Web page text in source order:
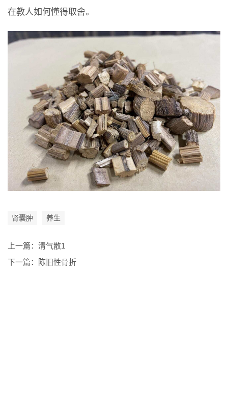
在教人如何懂得取舍。
肾囊肿 养生
上一篇： 清气散1
下一篇：
陈旧性骨折